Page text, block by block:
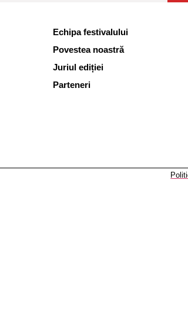
Echipa festivalului
Povestea noastră
Juriul ediției
Parteneri